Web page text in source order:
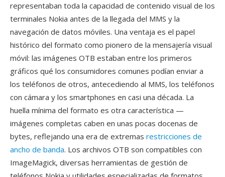
representaban toda la capacidad de contenido visual de los
terminales Nokia antes de la llegada del MMS y la
navegación de datos móviles. Una ventaja es el papel
histórico del formato como pionero de la mensajería visual
móvil: las imágenes OTB estaban entre los primeros
gráficos qué los consumidores comunes podían enviar a
los teléfonos de otros, antecediendo al MMS, los teléfonos
con cámara y los smartphones en casi una década. La
huella mínima del formato es otra característica —
imágenes completas caben en unas pocas docenas de
bytes, reflejando una era de extremas restricciones de
ancho de banda. Los archivos OTB son compatibles con
ImageMagick, diversas herramientas de gestión de